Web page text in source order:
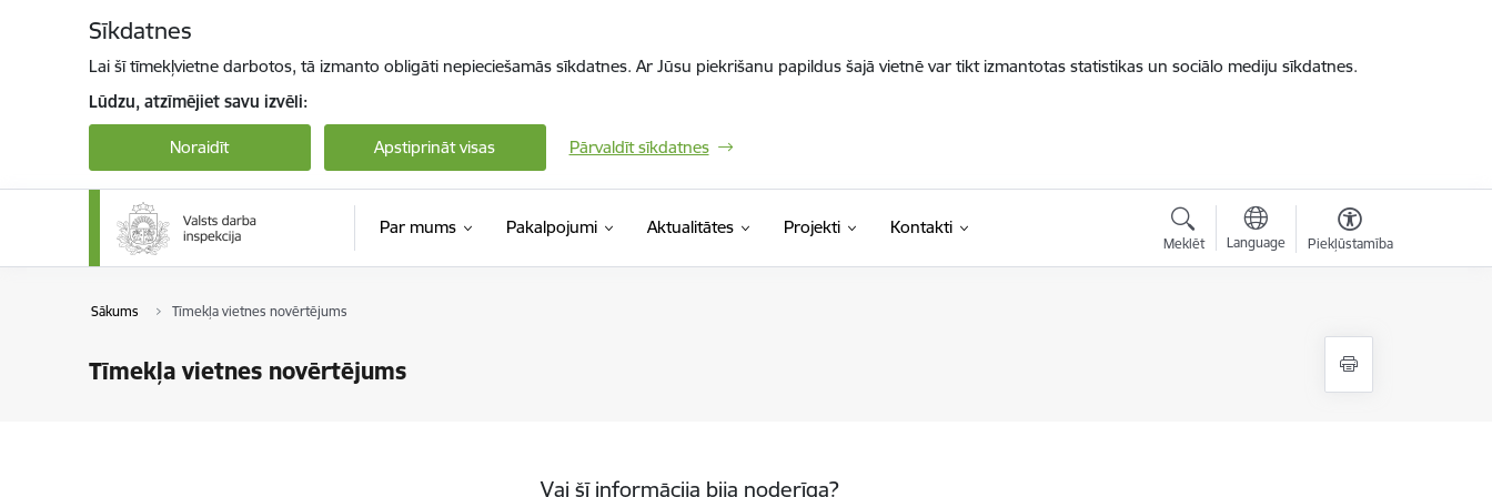
Sīkdatnes
Lai šī tīmekļvietne darbotos, tā izmanto obligāti nepieciešamās sīkdatnes. Ar Jūsu piekrišanu papildus šajā vietnē var tikt izmantotas statistikas un sociālo mediju sīkdatnes.
Lūdzu, atzīmējiet savu izvēli:
Noraidīt Apstiprināt visas Pārvaldīt sīkdatnes
Par mums Pakalpojumi Aktualitātes Projekti Kontakti
Meklēt Language Piekļūstamība
Sākums Tīmekļa vietnes novērtējums
Tīmekļa vietnes novērtējums
Vai šī informācija bija noderīga?